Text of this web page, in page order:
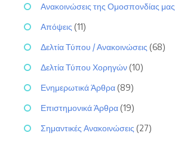
Ανακοινώσεις της Ομοσπονδίας μας
Απόψεις (11)
Δελτία Τύπου / Ανακοινώσεις (68)
Δελτία Τύπου Χορηγών (10)
Ενημερωτικά Άρθρα (89)
Επιστημονικά Άρθρα (19)
Σημαντικές Ανακοινώσεις (27)